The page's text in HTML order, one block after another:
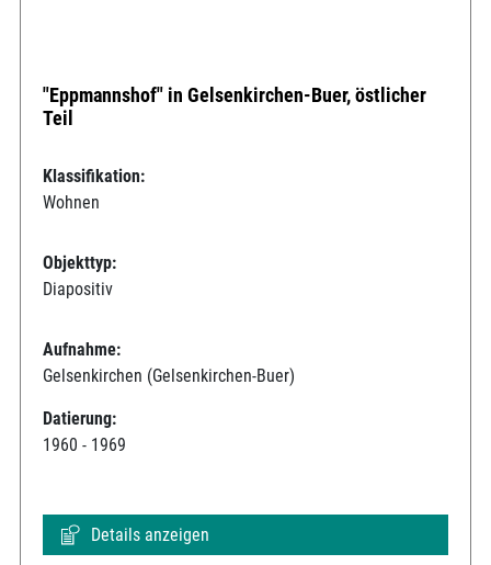
"Eppmannshof" in Gelsenkirchen-Buer, östlicher
Teil
Klassifikation:
Wohnen
Objekttyp:
Diapositiv
Aufnahme:
Gelsenkirchen (Gelsenkirchen-Buer)
Datierung:
1960 - 1969
Details anzeigen